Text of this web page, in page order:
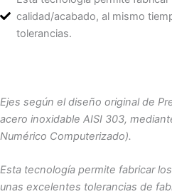
calidad/acabado, al mismo
tolerancias.
Ejes según el diseño original de
acero inoxidable AISI 303,
Numérico Computerizado).
Esta tecnología permite fabricar
unas excelentes tolerancias de